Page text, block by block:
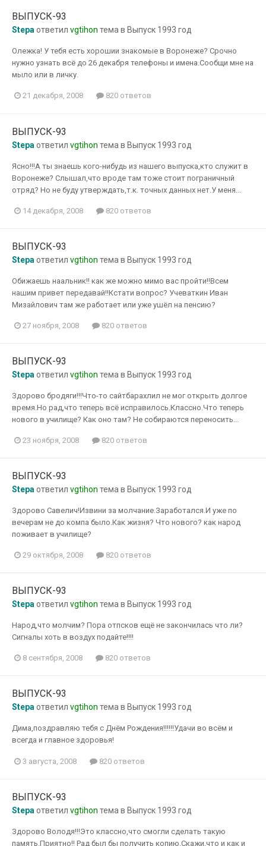
ВЫПУСК-93
Stepaответил vgtihon тема в Выпуск 1993 год
Олежка! У тебя есть хорошии знакомые в Воронеже? Срочно
нужно узнать всё до 26 декабря телефоны и имена.Сообщи мне на
мыло или в личку.
21 декабря, 2008 820 ответов
ВЫПУСК-93
Stepa ответил vgtihon тема в Выпуск 1993 год
Ясно!!!А ты знаешь кого-нибудь из нашего выпуска,кто служит в
Воронеже? Слышал,что вроде там тоже стоит пограничный
отряд? Но не буду утверждать,т.к. точных данных нет.У меня...
14 декабря, 2008 820 ответов
ВЫПУСК-93
Stepa ответил vgtihon тема в Выпуск 1993 год
Обижаешь наальник!! как же можно мимо вас пройти!!Всем
нашим привет передавай!!Кстати вопрос? Учеваткин Иван
Мизайлович там же работает или уже ушёл на пенсию?
27 ноября, 2008 820 ответов
ВЫПУСК-93
Stepa ответил vgtihon тема в Выпуск 1993 год
Здорово бродяги!!!Что-то сайтбарахлил не мог открыть долгое
время.Но рад,что теперь всё исправилось.Классно.Что теперь
нового в училище? Как оно там? Не собираются переносить...
23 ноября, 2008 820 ответов
ВЫПУСК-93
Stepa ответил vgtihon тема в Выпуск 1993 год
Здорово Савелич!Извини за молчание.Заработался.И уже по
вечерам не до компа было.Как жизня? Что нового? как народ
поживает в училище?
29 октября, 2008 820 ответов
ВЫПУСК-93
Stepaответил vgtihon тема в Выпуск 1993 год
Народ,что молчим? Пора отпсков ещё не закончилась что ли?
Сигналы хоть в воздух подайте!!!!
8 сентября, 2008 820 ответов
ВЫПУСК-93
Stepaответил vgtihon тема в Выпуск 1993 год
Дима,поздравляю тебя с Днём Рождения!!!!!!Удачи во всём и
всегда и главное здоровья!
3 августа, 2008 820 ответов
ВЫПУСК-93
Stepa ответил vgtihon тема в Выпуск 1993 год
Здорово Володя!!!Это классно,что смогли сделать такую
память.Приятно!! Рад был бы получить копию.Скажи,что и как и